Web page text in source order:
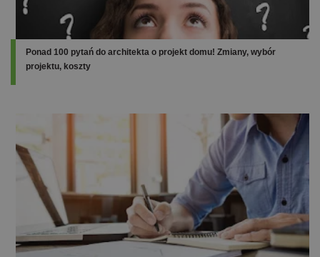
Ponad 100 pytań do architekta o projekt domu! Zmiany, wybór
projektu, koszty